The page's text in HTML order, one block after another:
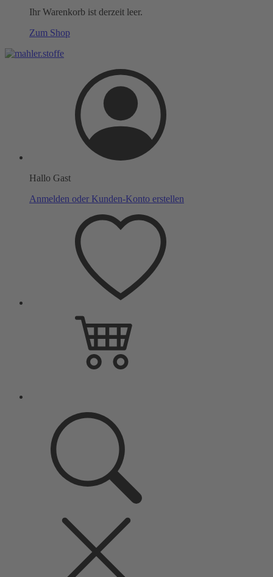
Ihr Warenkorb ist derzeit leer.
Zum Shop
Hallo Gast
Anmelden oder Kunden-Konto erstellen